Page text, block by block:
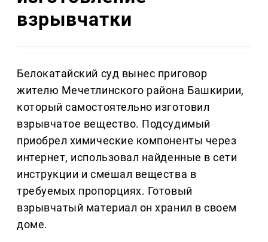
взрывчатки
Белокатайский суд вынес приговор
жителю Мечетлинского района Башкирии,
который самостоятельно изготовил
взрывчатое вещество. Подсудимый
приобрел химические компоненты через
интернет, использовал найденные в сети
инструкции и смешал вещества в
требуемых пропорциях. Готовый
взрывчатый материал он хранил в своем
доме.